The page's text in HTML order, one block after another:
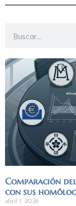
Comparación
con sus
abril 1, 2026